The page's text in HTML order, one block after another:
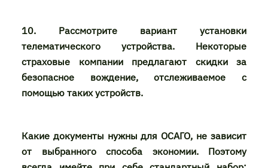
10. Рассмотрите вариант установки
телематического устройства. Некоторые
страховые компании предлагают скидки за
безопасное вождение, отслеживаемое с
помощью таких устройств.
Какие документы нужны для ОСАГО, не зависит
от выбранного способа экономии. Поэтому